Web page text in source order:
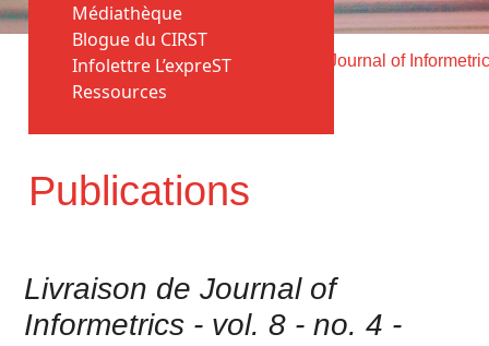
Accueil > Publications >
Publications
Médiathèque
Blogue du CIRST
Infolettre L’expreST
Ressources
Livraison de Journal of
Informetrics - vol. 8 - no. 4 -